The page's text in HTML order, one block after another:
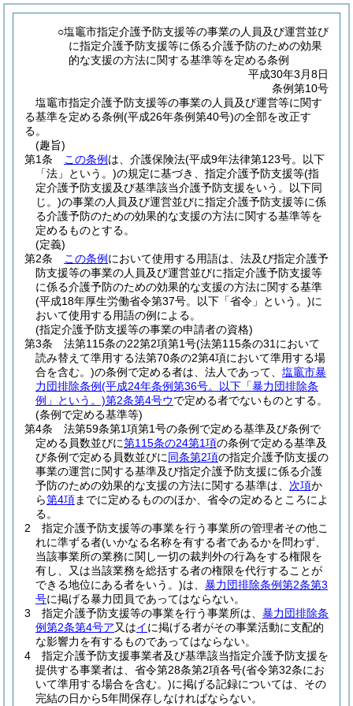
○塩竈市指定介護予防支援等の事業の人員及び運営並び
に指定介護予防支援等に係る介護予防のための効果
的な支援の方法に関する基準等を定める条例
平成30年3月8日
条例第10号
塩竈市指定介護予防支援等の事業の人員及び運営等に関す
る基準を定める条例(平成26年条例第40号)の全部を改正す
る。
(趣旨)
第1条
この条例 は、介護保険法(平成9年法律第123号。以下
「法」という。)の規定に基づき、指定介護予防支援等(指
定介護予防支援及び基準該当介護予防支援をいう。以下同
じ。)の事業の人員及び運営並びに指定介護予防支援等に係
る介護予防のための効果的な支援の方法に関する基準等を
定めるものとする。
(定義)
第2条
この条例 において使用する用語は、法及び指定介護予
防支援等の事業の人員及び運営並びに指定介護予防支援等
に係る介護予防のための効果的な支援の方法に関する基準
(平成18年厚生労働省令第37号。以下「省令」という。)に
おいて使用する用語の例による。
(指定介護予防支援等の事業の申請者の資格)
第3条
法第115条の22第2項第1号(法第115条の31において
読み替えて準用する法第70条の2第4項において準用する場
合を含む。)の条例で定める者は、法人であって、 塩竈市暴
力団排除条例(平成24年条例第36号。以下「暴力団排除条
例」という。)第2条第4号ウで定める者でないものとする。
(条例で定める基準等)
第4条
法第59条第1項第1号の条例で定める基準及び条例で
定める員数並びに第115条の24第1項の条例で定める基準及
び条例で定める員数並びに同条第2項の指定介護予防支援の
事業の運営に関する基準及び指定介護予防支援に係る介護
予防のための効果的な支援の方法に関する基準は、 次項か
ら第4項までに定めるもののほか、省令の定めるところによ
る。
2
指定介護予防支援等の事業を行う事業所の管理者その他こ
れに準ずる者(いかなる名称を有する者であるかを問わず、
当該事業所の業務に関し一切の裁判外の行為をする権限を
有し、又は当該業務を総括する者の権限を代行することが
できる地位にある者をいう。)は、 暴力団排除条例第2条第3
号に掲げる暴力団員であってはならない。
3
指定介護予防支援等の事業を行う事業所は、 暴力団排除条
例第2条第4号ア又はイに掲げる者がその事業活動に支配的
な影響力を有するものであってはならない。
4
指定介護予防支援事業者及び基準該当指定介護予防支援を
提供する事業者は、省令第28条第2項各号(省令第32条にお
いて準用する場合を含む。)に掲げる記録については、その
完結の日から5年間保存しなければならない。